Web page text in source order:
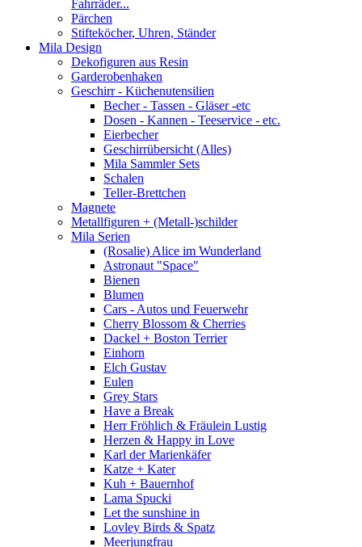
Fahrräder...
Pärchen
Stifteköcher, Uhren, Ständer
Mila Design
Dekofiguren aus Resin
Garderobenhaken
Geschirr - Küchenutensilien
Becher - Tassen - Gläser -etc
Dosen - Kannen - Teeservice - etc.
Eierbecher
Geschirrübersicht (Alles)
Mila Sammler Sets
Schalen
Teller-Brettchen
Magnete
Metallfiguren + (Metall-)schilder
Mila Serien
(Rosalie) Alice im Wunderland
Astronaut "Space"
Bienen
Blumen
Cars - Autos und Feuerwehr
Cherry Blossom & Cherries
Dackel + Boston Terrier
Einhorn
Elch Gustav
Eulen
Grey Stars
Have a Break
Herr Fröhlich & Fräulein Lustig
Herzen & Happy in Love
Karl der Marienkäfer
Katze + Kater
Kuh + Bauernhof
Lama Spucki
Let the sunshine in
Lovley Birds & Spatz
Meerjungfrau